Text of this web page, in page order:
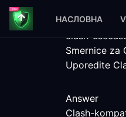
НАСЛОВНА
clash-
Smernice za
Uporedite
Answer
Clash-